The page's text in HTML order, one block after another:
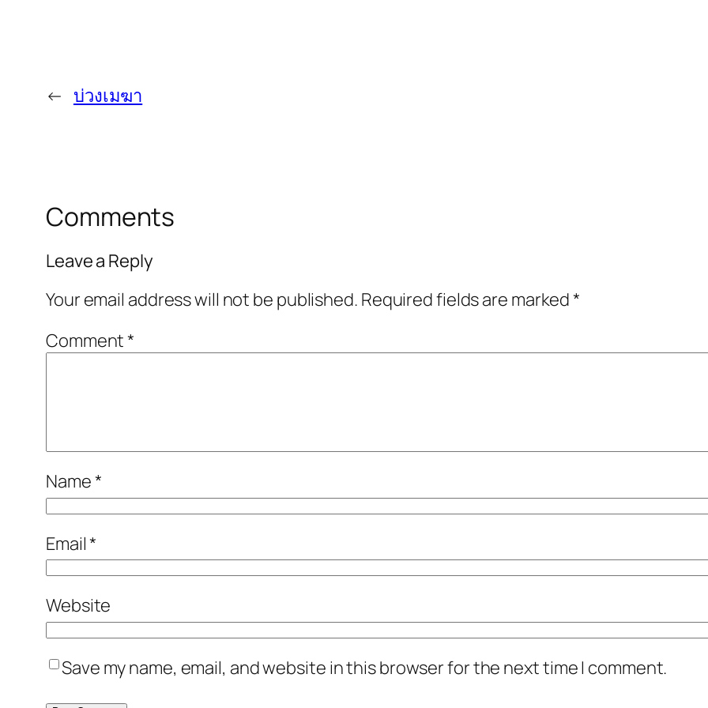
← บ่วงเมฆา
Comments
Leave a Reply
Your email address will not be published. Required fields are marked*
Comment*
Name*
Email*
Website
Save my name, email, and website in this browser for the next time I comment.